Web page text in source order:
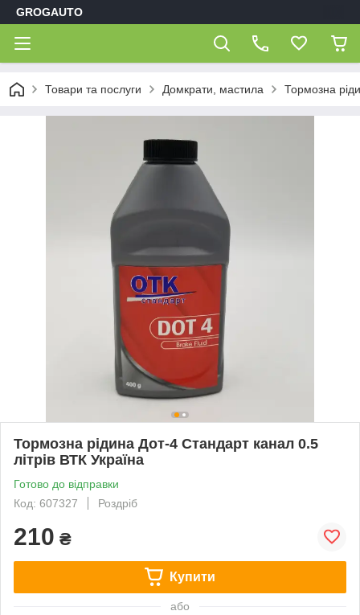
GROGAUTO
Товари та послуги Домкрати, мастила Тормозна
Тормозна рідина Дот-4 Стандарт канал 0.5
літрів ВТК Україна
Готово до відправки
Код: 607327
Роздріб
210 ₴
Купити
або